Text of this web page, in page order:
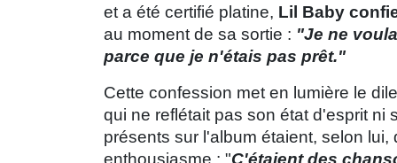
et a été certifié platine, Lil Baby
au moment de sa sortie : "Je ne
parce que je n'étais pas prêt."
Cette confession met en lumière le
qui ne reflétait pas son état d'esprit ni
présents sur l'album étaient, selon
enthousiasme : "C'étaient des